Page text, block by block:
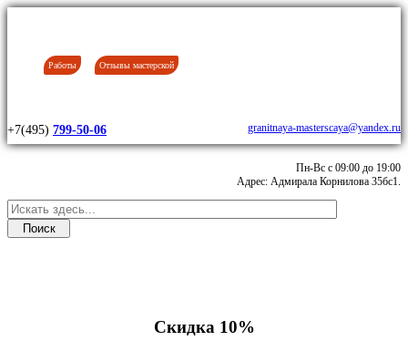
Работы Отзывы мастерской
+7(495) 799-50-06 granitnaya-masterscaya@yandex.ru
Пн-Вс с 09:00 до 19:00
Адрес: Адмирала Корнилова 35бс1.
Скидка 10%